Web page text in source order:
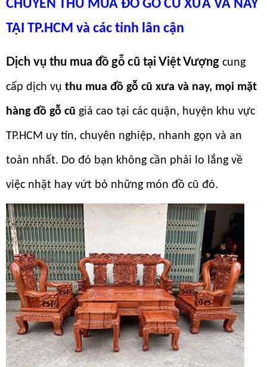
CHUYÊN THU MUA ĐỒ GỖ CŨ XƯA VÀ NAY
TẠI TP.HCM và các tỉnh lân cận
Dịch vụ thu mua đồ gỗ cũ tại Việt Vượng cung
cấp dịch vụ thu mua đồ gỗ cũ xưa và nay, mọi mặt
hàng đồ gỗ cũ giá cao tại các quận, huyện khu vực
TP.HCM uy tín, chuyên nghiệp, nhanh gọn và an
toàn nhất. Do đó bạn không cần phải lo lắng về
việc nhặt hay vứt bỏ những món đồ cũ đó.